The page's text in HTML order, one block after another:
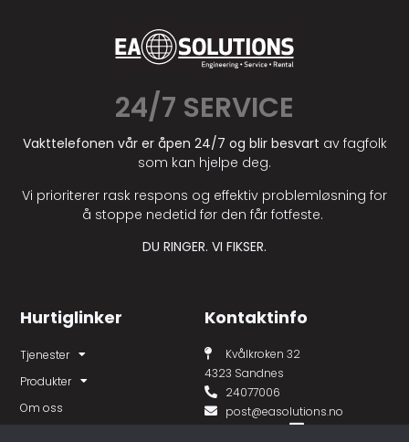
24/7 SERVICE
Vakttelefonen vår er åpen 24/7 og blir besvart av fagfolk
som kan hjelpe deg.
Vi prioriterer rask respons og effektiv problemløsning for
å stoppe nedetid før den får fotfeste.
DU RINGER. VI FIKSER.
Hurtiglinker
Tjenester
Produkter
Om oss
Kontaktinfo
Kvålkroken 32
4323 Sandnes
24077006
post@easolutions.no